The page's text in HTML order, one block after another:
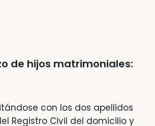
de hijos matrimoniales:
con los dos apellidos
Registro Civil del domicilio y